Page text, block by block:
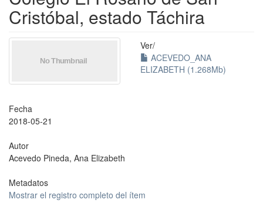
Cristóbal, estado Táchira
Ver/
ACEVEDO_ANA
ELIZABETH (1.268Mb)
Fecha
2018-05-21
Autor
Acevedo Pineda, Ana Elizabeth
Metadatos
Mostrar el registro completo del ítem